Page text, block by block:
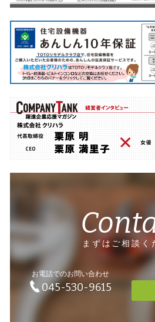
まずはご相談く
お電話でのお問い合わせ
045-530-9615